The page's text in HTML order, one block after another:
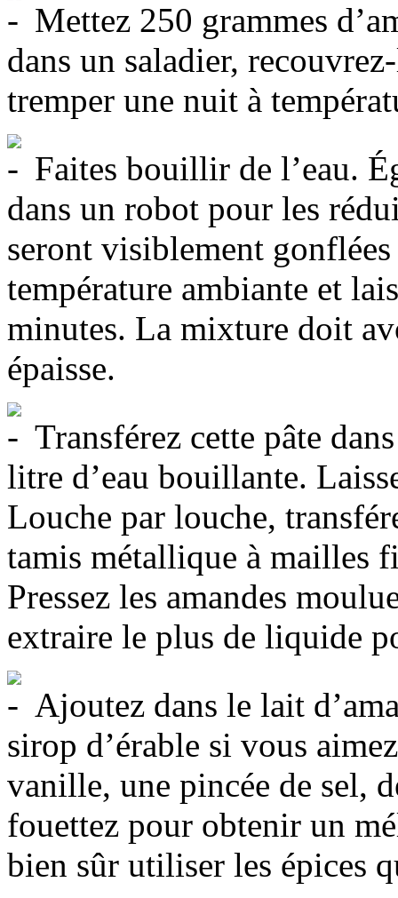
Mettez 250 grammes
dans un saladier,
tremper une nuit à
Faites bouillir de l’eau.
dans un robot pour les
seront visiblement
température ambiante et
minutes. La mixture doit
épaisse.
Transférez cette pâte
litre d’eau bouillante.
Louche par louche,
tamis métallique à mailles
Pressez les amandes
extraire le plus de liquide
Ajoutez dans le lait
sirop d’érable si vous
vanille, une pincée de sel,
fouettez pour obtenir un
bien sûr utiliser les épices